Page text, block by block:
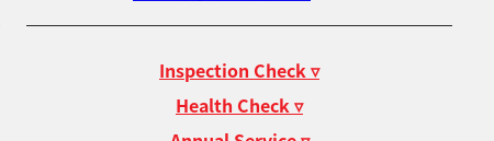
Inspection Check ▿
Health Check ▿